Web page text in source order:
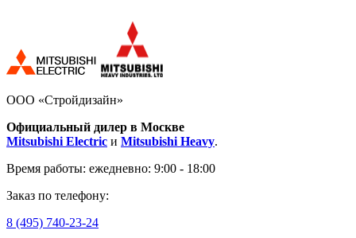
ООО «Стройдизайн»
Официальный дилер в Москве
Mitsubishi Electric и Mitsubishi Heavy.
Время работы: ежедневно: 9:00 - 18:00
Заказ по телефону:
8 (495) 740-23-24